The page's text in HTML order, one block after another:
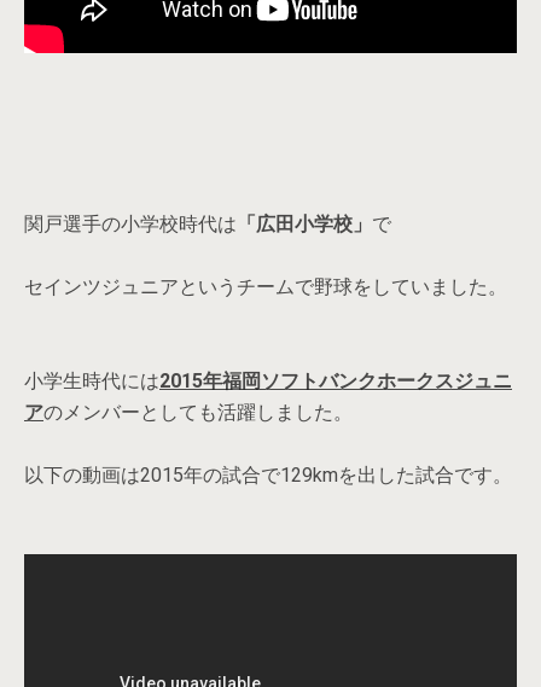
関戸選手の小学校時代は 「広田小学校」 で
セインツジュニアというチームで野球をしていました。
小学生時代には2015年福岡ソフトバンクホークスジュニ
アのメンバーとしても活躍しました。
以下の動画は2015年の試合で129kmを出した試合です。